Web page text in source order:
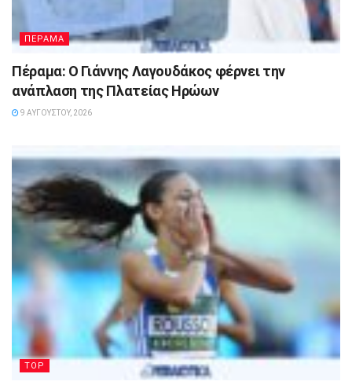
ΠΕΡΑΜΑ
Πέραμα: Ο Γιάννης Λαγουδάκος φέρνει την
ανάπλαση της Πλατείας Ηρώων
9 ΑΥΓΟΎΣΤΟΥ, 2026
TOP